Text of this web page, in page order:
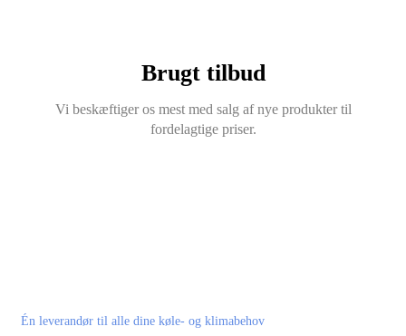
Brugt tilbud
Vi beskæftiger os mest med salg af nye produkter til
fordelagtige priser.
Én leverandør til alle dine køle- og klimabehov